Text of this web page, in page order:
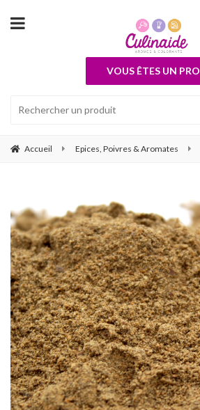
VOUS ÊTES UN
Accueil Epices, Poivres & Aromates